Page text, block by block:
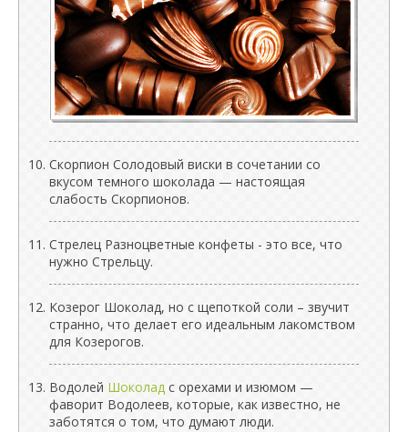
Скорпион Солодовый виски в сочетании со
вкусом темного шоколада — настоящая
слабость Скорпионов.
Стрелец Разноцветные конфеты - это все, что
нужно ​​Стрельцу.
Козерог Шоколад, но с щепоткой соли – звучит
странно, что делает его идеальным лакомством
для Козерогов.
Водолей Шоколад с орехами и изюмом —
фаворит Водолеев, которые, как известно, не
заботятся о том, что думают люди.